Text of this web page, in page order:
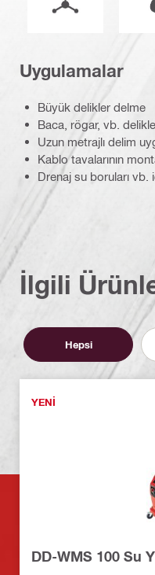
Uygulamalar
Büyük delikler delme
Baca, rögar, vb.
Uzun metrajlı delim
Kablo tavalarının
Drenaj su boruları
İlgili
Hepsi
YENI
DD-WMS 100 Su